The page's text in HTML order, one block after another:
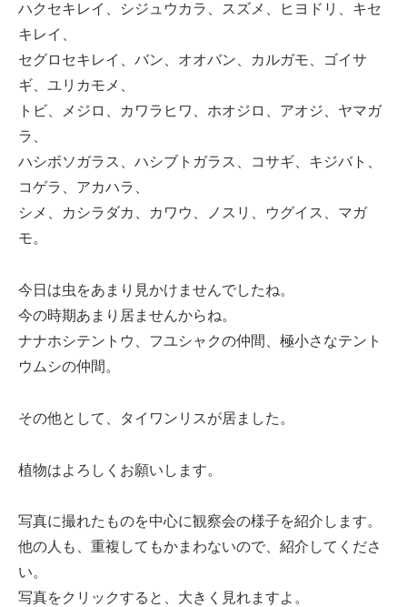
ハクセキレイ、シジュウカラ、スズメ、ヒヨドリ、キセ
キレイ、
セグロセキレイ、バン、オオバン、カルガモ、ゴイサ
ギ、ユリカモメ、
トビ、メジロ、カワラヒワ、ホオジロ、アオジ、ヤマガ
ラ、
ハシボソガラス、ハシブトガラス、コサギ、キジバト、
コゲラ、アカハラ、
シメ、カシラダカ、カワウ、ノスリ、ウグイス、マガ
モ。
今日は虫をあまり見かけませんでしたね。
今の時期あまり居ませんからね。
ナナホシテントウ、フユシャクの仲間、極小さなテント
ウムシの仲間。
その他として、タイワンリスが居ました。
植物はよろしくお願いします。
写真に撮れたものを中心に観察会の様子を紹介します。
他の人も、重複してもかまわないので、紹介してくださ
い。
写真をクリックすると、大きく見れますよ。